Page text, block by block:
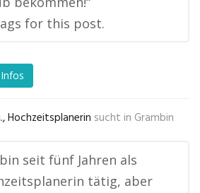
for this post.
Hochzeitsplanerin sucht in Grambin
seit fünf Jahren als
tätig, aber